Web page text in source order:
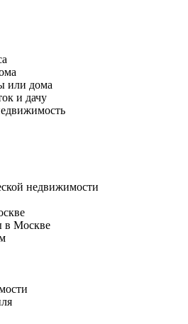
или дома
и дачу
недвижимости
в Москве